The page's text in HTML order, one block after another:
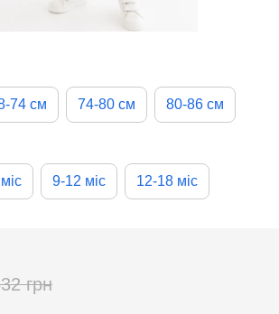
74 см 74-80 см 80-86 см
9-12 міс 12-18 міс
грн